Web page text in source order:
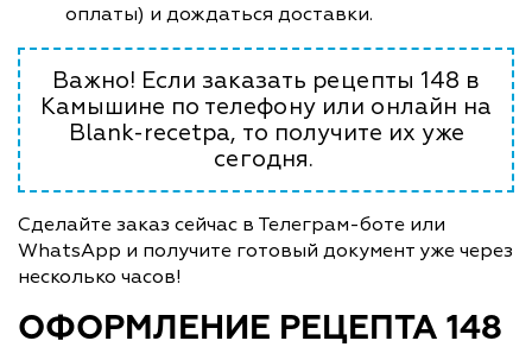
оплаты) и дождаться доставки.
Важно! Если заказать рецепты 148 в
Камышине по телефону или онлайн на
Blank-recetpa, то получите их уже
сегодня.
Сделайте заказ сейчас в Телеграм-боте или
WhatsApp и получите готовый документ уже через
несколько часов!
ОФОРМЛЕНИЕ РЕЦЕПТА 148